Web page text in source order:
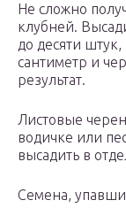
Не сложно
клубней.
до десяти
сантиметр и
результат.
Листовые
водичке или
высадить в
Семена,